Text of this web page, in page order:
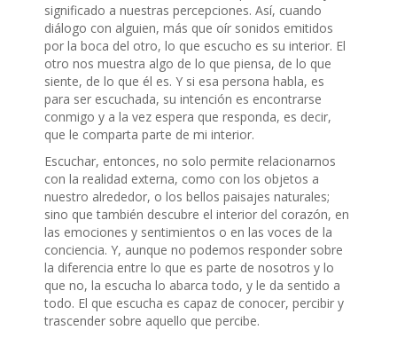
significado a nuestras percepciones. Así, cuando
diálogo con alguien, más que oír sonidos emitidos
por la boca del otro, lo que escucho es su interior. El
otro nos muestra algo de lo que piensa, de lo que
siente, de lo que él es. Y si esa persona habla, es
para ser escuchada, su intención es encontrarse
conmigo y a la vez espera que responda, es decir,
que le comparta parte de mi interior.
Escuchar, entonces, no solo permite relacionarnos
con la realidad externa, como con los objetos a
nuestro alrededor, o los bellos paisajes naturales;
sino que también descubre el interior del corazón, en
las emociones y sentimientos o en las voces de la
conciencia. Y, aunque no podemos responder sobre
la diferencia entre lo que es parte de nosotros y lo
que no, la escucha lo abarca todo, y le da sentido a
todo. El que escucha es capaz de conocer, percibir y
trascender sobre aquello que percibe.